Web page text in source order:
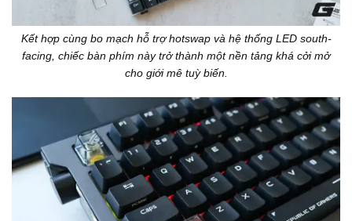
Kết hợp cùng bo mạch hỗ trợ hotswap và hệ thống LED south-
facing, chiếc bàn phím này trở thành một nền tảng khá cởi mở
cho giới mê tuỳ biến.